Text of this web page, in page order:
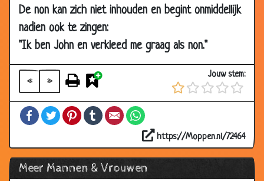
De non kan zich niet inhouden en begint onmiddellijk
nadien ook te zingen:
"Ik ben John en verkleed me graag als non."
« »
Jouw stem:
FacebookTwitterPinterestTumblrEmail
https://Moppen.nl/72464
Meer Mannen & Vrouwen
28 Dec
2014
Heeft u een... 3.43
19 Dec
2014
Getuigen
03 Dec
Nieuwe rok kopen 3.10
27 Nov
Slim zijn
2014